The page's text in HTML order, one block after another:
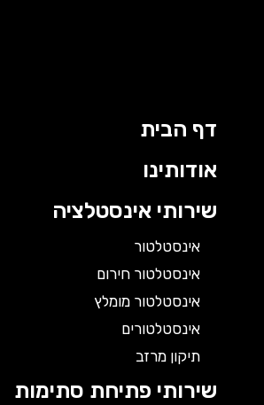
דף הבית
אודותינו
שירותי אינסטלציה
אינסטלטור
אינסטלטור חירום
אינסטלטור מומלץ
אינסטלטורים
תיקון מרזב
שירותי פתיחת סתימות